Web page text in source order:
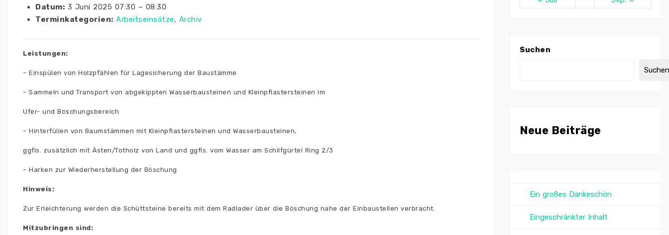
Datum: 3 Juni 2025 07:30 – 08:30
Terminkategorien: Arbeitseinsätze, Archiv
Leistungen:
– Einspülen von Holzpfählen für Lagesicherung der Baustämme
– Sammeln und Transport von abgekippten Wasserbausteinen und Kleinpflastersteinen im
Ufer- und Böschungsbereich
– Hinterfüllen von Baumstämmen mit Kleinpflastersteinen und Wasserbausteinen,
ggfls. zusätzlich mit Ästen/Totholz von Land und ggfls. vom Wasser am Schilfgürtel Ring 2/3
– Harken zur Wiederherstellung der Böschung
Hinweis:
Zur Erleichterung werden die Schüttsteine bereits mit dem Radlader über die Böschung nahe der Einbaustellen verbracht.
Mitzubringen sind:
Suchen
Neue Beiträge
Ein großes Dankeschön
Eingeschränkter Inhalt